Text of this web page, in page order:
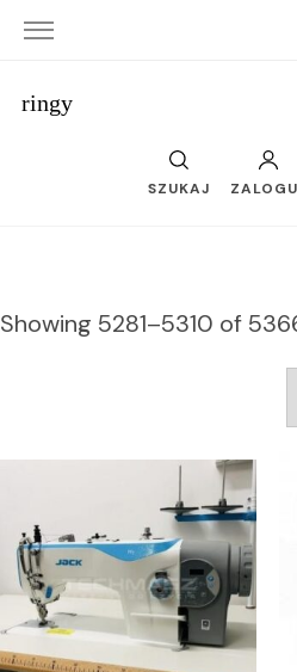
ringy
SZUKAJ
Showing 5281–5310 of